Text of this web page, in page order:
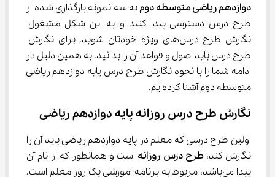
دوازدهم ریاضی متوسطه دوم به سه نمونه بارگذاری شده از
طرح درس دسترسی پیدا کنید و به این شکل مشغول
نگارش طرح درس‌های ویژه خودتان شوید. برای نگارش
طرح درس باید اصول و قواعد آن را بدانید. به همین دلیل در
ادامه شما را با نحوه نگارش طرح درس پایه دوازدهم ریاضی
متوسطه دوم آشنا کرده‌ایم.
نگارش طرح درس روزانه پایه دوازدهم ریاضی
اولین طرح درسی که معلم در پایه دوازدهم ریاضی باید آن را
نگارش کند، طرح درس روزانه است و همانطور که از نام آن
پیدا می‌باشد، مربوط به برنامه آموزشی یک روز معلم است.